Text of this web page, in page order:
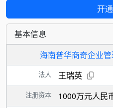
开
基本信息
海南普华商奇企业
法人 王瑞英
注册资本 1000万元人民